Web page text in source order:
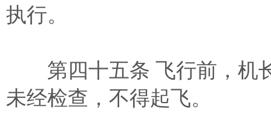
执行。
第四十五条 飞行前，机
未经检查，不得起飞。